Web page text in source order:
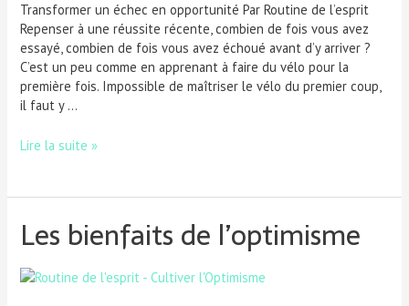
Transformer un échec en opportunité Par Routine de l’esprit
Repenser à une réussite récente, combien de fois vous avez
essayé, combien de fois vous avez échoué avant d’y arriver ?
C’est un peu comme en apprenant à faire du vélo pour la
première fois. Impossible de maîtriser le vélo du premier coup,
il faut y …
Lire la suite »
Les bienfaits de l’optimisme